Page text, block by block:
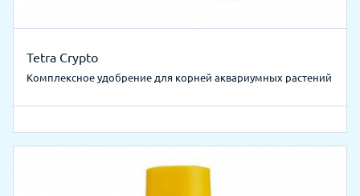
Tetra Crypto
Комплексное удобрение для корней аквариумных растений